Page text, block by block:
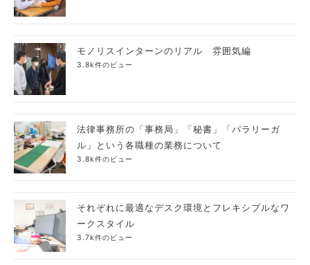
モノリスインターンのリアル 雰囲気編
3.8k件のビュー
法律事務所の「事務局」「秘書」「パラリーガ
ル」という各職種の業務について
3.8k件のビュー
それぞれに最適なデスク環境とフレキシブルなワ
ークスタイル
3.7k件のビュー